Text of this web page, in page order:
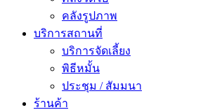
คลังรูปภาพ
บริการสถานที่
บริการจัดเลี้ยง
พิธีหมั้น
ประชุม / สัมมนา
ร้านค้า